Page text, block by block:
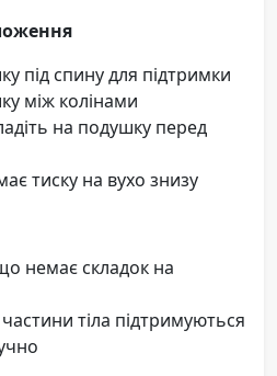
під спину для підтримки
між колінами
на подушку перед
тиску на вухо знизу
немає складок на
тіла підтримуються